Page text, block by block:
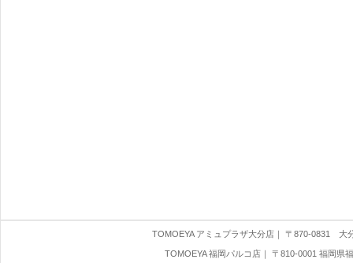
TOMOEYA アミュプラザ大分店 ｜ 〒870-0831 大
TOMOEYA 福岡パルコ店｜ 〒810-0001 福岡県